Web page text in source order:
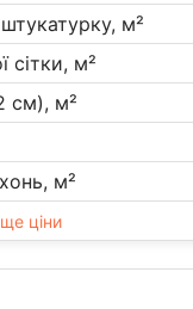
м²
сітки, м²
см), м²
м²
ціни